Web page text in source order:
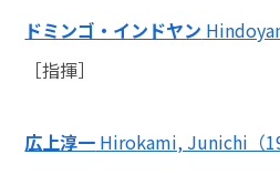
ドミンゴ・インドヤン
［指揮］
広上淳一 Hirokami, Junichi（